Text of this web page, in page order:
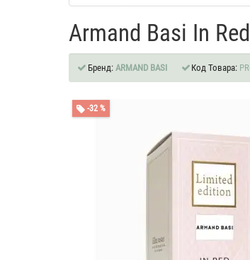
Armand Basi In
Бренд: ARMAND BASI Код Товара:
-32 %